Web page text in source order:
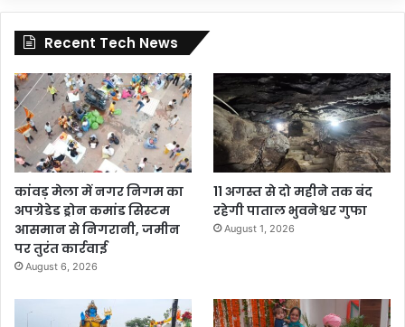
Recent Tech News
कांवड़ मेला में नगर निगम का
अपग्रेडेड ड्रोन कमांड सिस्टम
आसमान से निगरानी, जमीन
पर तुरंत कार्रवाई
August 6, 2026
11 अगस्त से दो महीने तक बंद
रहेगी पाताल भुवनेश्वर गुफा
August 1, 2026